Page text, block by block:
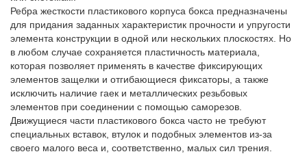
Ребра жесткости пластикового корпуса бокса предназначены
для придания заданных характеристик прочности и упругости
элемента конструкции в одной или нескольких плоскостях. Но
в любом случае сохраняется пластичность материала,
которая позволяет применять в качестве фиксирующих
элементов защелки и отгибающиеся фиксаторы, а также
исключить наличие гаек и металлических резьбовых
элементов при соединении с помощью саморезов.
Движущиеся части пластикового бокса часто не требуют
специальных вставок, втулок и подобных элементов из-за
своего малого веса и, соответственно, малых сил трения.